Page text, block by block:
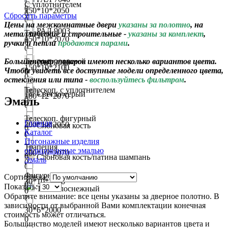
0
РАЛ 9003
0
РАЛ 9010
0
Светло-серый
0
Слоновая кость
0
Слоновая кость/патина шампань
0
Тон белоснежный
0
150*10*2050
0
150*10*2070
0
150*10*2100
0
180*12*2070
0
200*10*2050
0
200*10*2070
0
30*10*2070
0
30*6*2000
0
С уплотнителем
0
Телескоп.
0
Телескоп. прямой
0
Телескоп. с уплотнителем
0
Телескоп. фигурный
0
Трапеция
0
Фигурный
0
Сбросить параметры
Цены на межкомнатные двери указаны за полотно, на
металлические и строительные - указаны за комплект,
ручки и петлипродаются парами.
Большинство товаров имеют несколько вариантов цвета.
Чтобы увидеть все доступные модели определенного цвета,
остекления или типа - воспользуйтесь фильтром.
Эмаль
Главная
Каталог
Погонажные изделия
облицованные эмалью
Эмаль
Сортировка:
Показать:
Обратите внимание: все цены указаны за дверное полотно. В
зависимости от выбранной Вами комплектации конечная
стоимость может отличаться.
Большинство моделей имеют несколько вариантов цвета и